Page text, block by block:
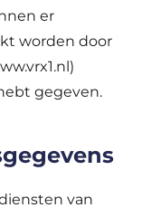
er
worden door
gegeven.
van